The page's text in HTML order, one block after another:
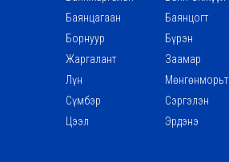
Баянцагаан
Баянцогт
Борнуур
Бүрэн
Жаргалант
Заамар
Лүн
Мөнгөнморьт
Сүмбэр
Сэргэлэн
Цээл
Эрдэнэ